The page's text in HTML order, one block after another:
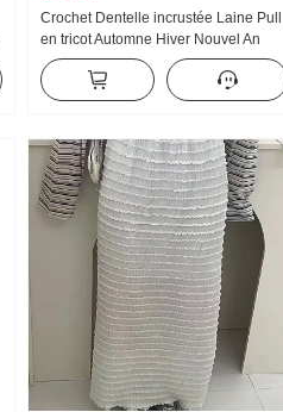
Crochet Dentelle incrustée Laine Pull
en tricot Automne Hiver Nouvel An
Cheveux Rouges Vêtements Ample
Manches longues Pull-over Chaud T-
shirt de base Femme